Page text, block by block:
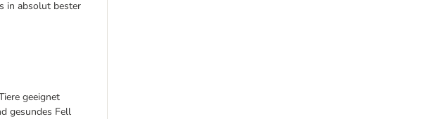
in absolut bester
geeignet
gesundes Fell